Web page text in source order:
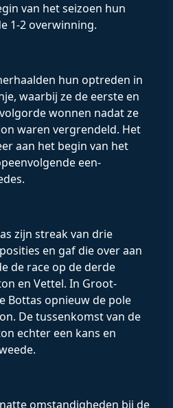
van het seizoen hun
1-2 overwinning.
hun optreden in
waarbij ze de eerste en
wonnen nadat ze
waren vergrendeld. Het
aan het begin van het
een-
zijn streak van drie
en gaf die over aan
de race op de derde
en Vettel. In Groot-
Bottas opnieuw de pole
De tussenkomst van de
echter een kans en
omstandigheden bij de